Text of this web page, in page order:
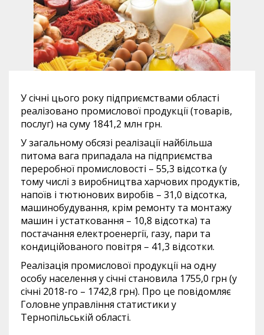
У січні цього року підприємствами області
реалізовано промислової продукції (товарів,
послуг) на суму 1841,2 млн грн.
У загальному обсязі реалізації найбільша
питома вага припадала на підприємства
переробної промисловості – 55,3 відсотка (у
тому числі з виробництва харчових продуктів,
напоїв і тютюнових виробів – 31,0 відсотка,
машинобудування, крім ремонту та монтажу
машин і устатковання – 10,8 відсотка) та
постачання електроенергії, газу, пари та
кондиційованого повітря – 41,3 відсотки.
Реалізація промислової продукції на одну
особу населення у січні становила 1755,0 грн (у
січні 2018-го – 1742,8 грн). Про це повідомляє
Головне управління статистики у
Тернопільській області.